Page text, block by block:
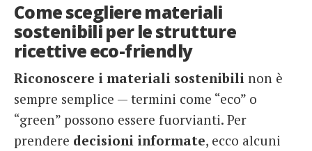
Come scegliere materiali
sostenibili per le strutture
ricettive eco-friendly
Riconoscere i materiali sostenibili non è
sempre semplice — termini come “eco” o
“green” possono essere fuorvianti. Per
prendere decisioni informate, ecco alcuni